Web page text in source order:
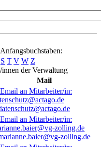
S T V W Z
der Verwaltung
Mail
zolling.de